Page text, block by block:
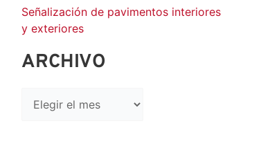
Señalización de pavimentos interiores
y exteriores
ARCHIVO